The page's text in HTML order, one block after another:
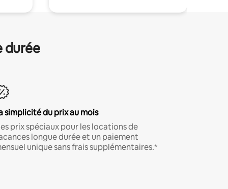
durée
simplicité du prix au mois
prix spéciaux pour les locations de
longue durée et un paiement
unique sans frais supplémentaires.*